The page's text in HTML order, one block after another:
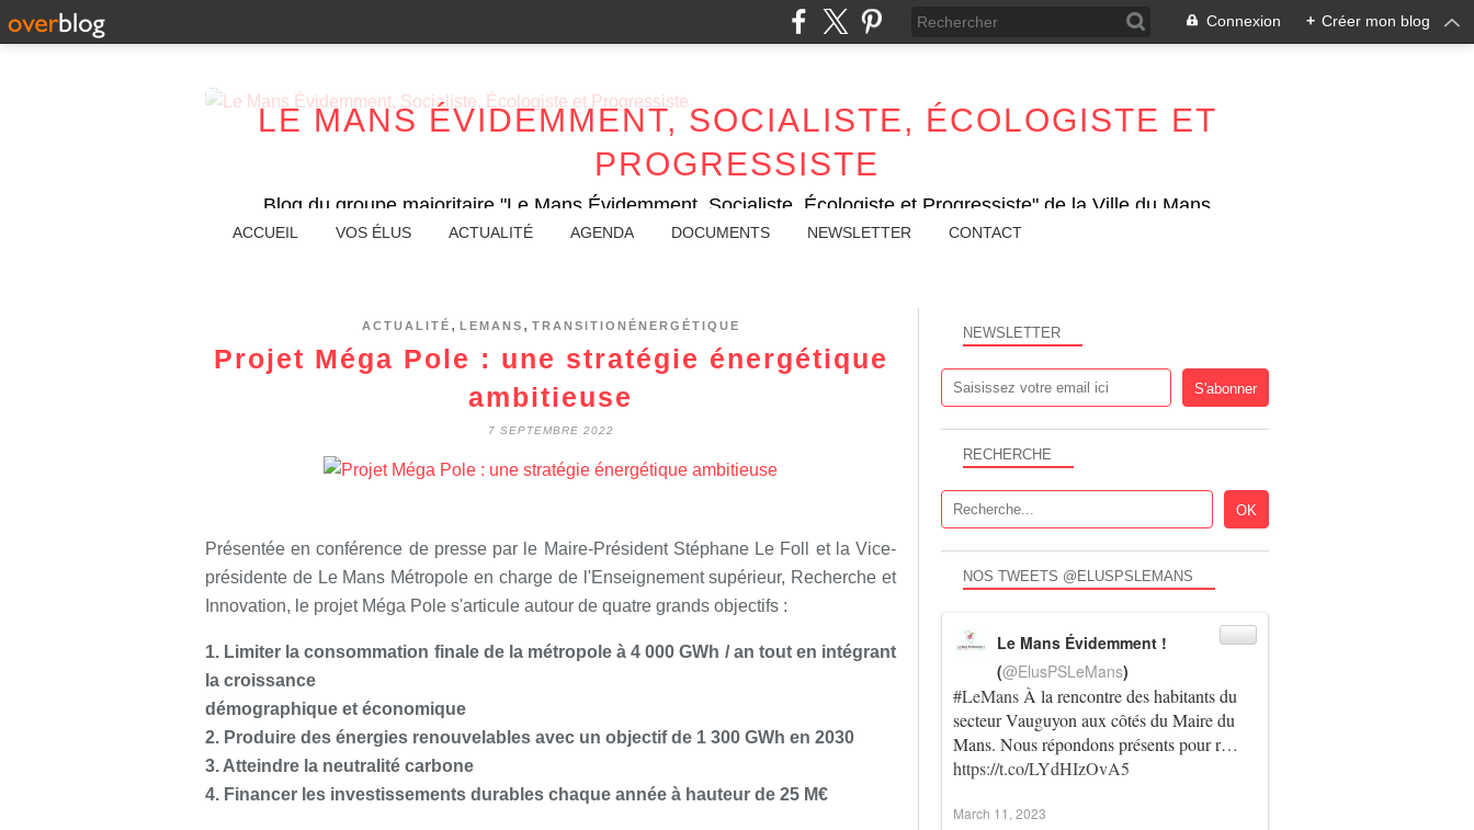
Connexion + Créer mon blog
LE MANS ÉVIDEMMENT, SOCIALISTE, ÉCOLOGISTE ET
PROGRESSISTE
Blog du groupe majoritaire "Le Mans Évidemment, Socialiste, Écologiste et Progressiste" de la Ville du Mans
ACCUEIL VOS ÉLUS ACTUALITÉ AGENDA DOCUMENTS NEWSLETTER CONTACT
ACTUALITÉ , LEMANS , TRANSITIONÉNERGÉTIQUE
Projet Méga Pole : une stratégie énergétique
ambitieuse
7 SEPTEMBRE 2022
Présentée en conférence de presse par le Maire-Président Stéphane Le Foll et la Vice-
présidente de Le Mans Métropole en charge de l'Enseignement supérieur, Recherche et
Innovation, le projet Méga Pole s'articule autour de quatre grands objectifs :
1. Limiter la consommation finale de la métropole à 4 000 GWh / an tout en intégrant
la croissance
démographique et économique
2. Produire des énergies renouvelables avec un objectif de 1 300 GWh en 2030
3. Atteindre la neutralité carbone
4. Financer les investissements durables chaque année à hauteur de 25 M€
NEWSLETTER
RECHERCHE
NOS TWEETS @ELUSPSLEMANS
#LeMans À la rencontre des habitants du
secteur Vauguyon aux côtés du Maire du
Mans. Nous répondons présents pour r…
https://t.co/LYdHIzOvA5
Le Mans Évidemment !
(@ElusPSLeMans)
March 11, 2023